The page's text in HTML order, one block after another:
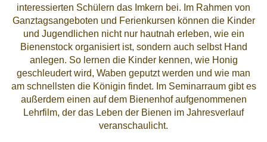
interessierten Schülern das Imkern bei. Im Rahmen von
Ganztagsangeboten und Ferienkursen können die Kinder
und Jugendlichen nicht nur hautnah erleben, wie ein
Bienenstock organisiert ist, sondern auch selbst Hand
anlegen. So lernen die Kinder kennen, wie Honig
geschleudert wird, Waben geputzt werden und wie man
am schnellsten die Königin findet. Im Seminarraum gibt es
außerdem einen auf dem Bienenhof aufgenommenen
Lehrfilm, der das Leben der Bienen im Jahresverlauf
veranschaulicht.